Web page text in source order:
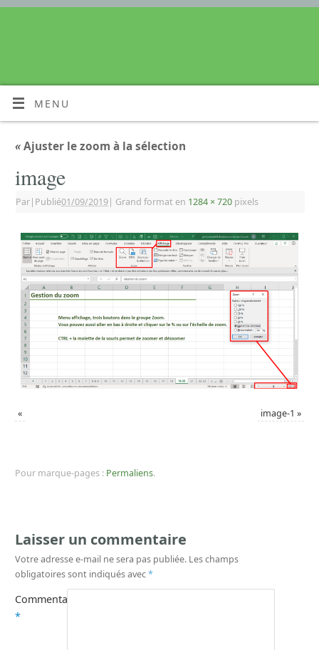
MENU
«Ajuster le zoom à la sélection
image
Par| Publié01/09/2019| Grand format en 1284 × 720 pixels
« image-1 »
Pour marque-pages : Permaliens.
Laisser un commentaire
Votre adresse e-mail ne sera pas publiée. Les champs
obligatoires sont indiqués avec*
Commentaire
*